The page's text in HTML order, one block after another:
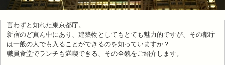
言わずと知れた東京都庁。
新宿のど真ん中にあり、建築物としてもとても魅力的ですが、その都庁
は一般の人でも入ることができるのを知っていますか？
職員食堂でランチも満喫できる、その全貌をご紹介します。